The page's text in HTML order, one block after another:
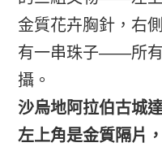
沙烏地阿拉伯古城
左上角是金質隔片